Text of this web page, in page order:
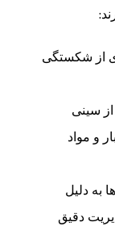
از شکستگی
از سینی
و مواد
به دلیل
دقیق